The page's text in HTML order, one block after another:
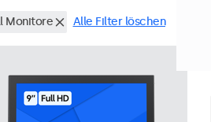
Monitore Alle Filter löschen